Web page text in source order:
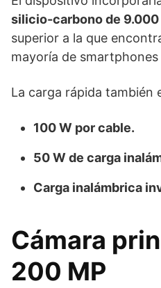
silicio-carbono de 9.000
superior a la que
mayoría de smartphones
La carga rápida también
100 W por cable.
50 W de carga
Carga inalámbrica
Cámara
200 MP